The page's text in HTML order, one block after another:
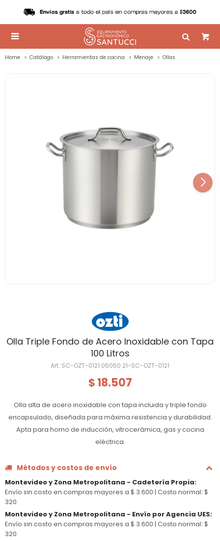

Home Catálogo Herramientas de cocina Menaje Ollas
Olla Triple Fondo de Acero Inoxidable con Tapa
100 Litros
SC-OZT-0121.05050.21-SC-OZT-0121
$ 18.507
Olla alta de acero inoxidable con tapa incluida y triple fondo
encapsulado, diseñada para máxima resistencia y durabilidad.
Apta para horno de inducción, vitrocerámica, gas y cocina
eléctrica.
Métodos y costos de envío
Montevideo y Zona Metropolitana - Cadetería Propia:
Envío sin costo en compras mayores a $ 3.600 | Costo normal: $
320.
Montevideo y Zona Metropolitana - Envío por Agencia UES:
Envío sin costo en compras mayores a $ 3.600 | Costo normal: $
320.